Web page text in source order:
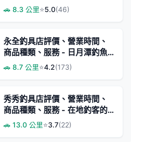
首選釣具店
🚗 8.3 公里⭐5.0(46)
永全釣具店評價、營業時間、
商品種類、服務 - 日月潭釣魚
必訪專業釣具店
🚗 8.7 公里⭐4.2(173)
秀秀釣具店評價、營業時間、
商品種類、服務 - 在地釣客的
補給首選
🚗 13.0 公里⭐3.7(22)